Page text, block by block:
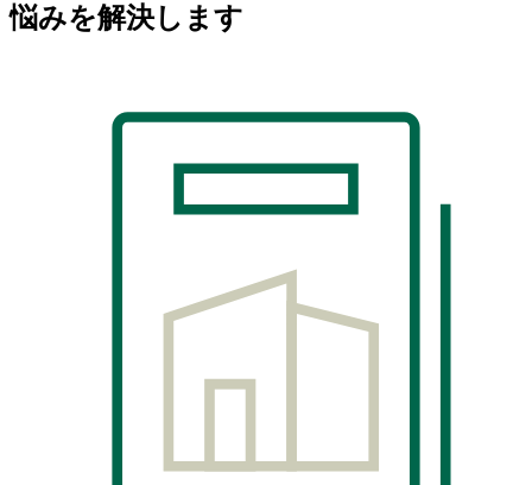
悩みを解決します